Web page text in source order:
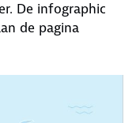
De infographic
de pagina